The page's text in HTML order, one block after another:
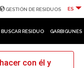
GESTIÓN DE RESIDUOS ES
BUSCAR RESIDUO GARBIGUNES
con él y